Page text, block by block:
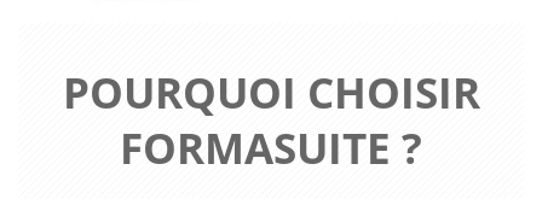
POURQUOI CHOISIR
FORMASUITE ?